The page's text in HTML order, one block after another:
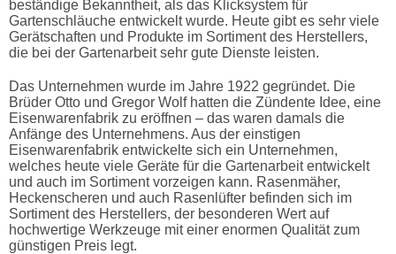
beständige Bekanntheit, als das Klicksystem für
Gartenschläuche entwickelt wurde. Heute gibt es sehr viele
Gerätschaften und Produkte im Sortiment des Herstellers,
die bei der Gartenarbeit sehr gute Dienste leisten.
Das Unternehmen wurde im Jahre 1922 gegründet. Die
Brüder Otto und Gregor Wolf hatten die Zündente Idee, eine
Eisenwarenfabrik zu eröffnen – das waren damals die
Anfänge des Unternehmens. Aus der einstigen
Eisenwarenfabrik entwickelte sich ein Unternehmen,
welches heute viele Geräte für die Gartenarbeit entwickelt
und auch im Sortiment vorzeigen kann. Rasenmäher,
Heckenscheren und auch Rasenlüfter befinden sich im
Sortiment des Herstellers, der besonderen Wert auf
hochwertige Werkzeuge mit einer enormen Qualität zum
günstigen Preis legt.